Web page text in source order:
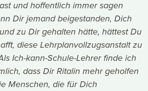
und hoffentlich immer sagen
Dir jemand beigestanden, Dich
zu Dir gehalten hätte, hättest Du
diese Lehrplanvollzugsanstalt zu
Ich-kann-Schule-Lehrer finde ich
dass Dir Ritalin mehr geholfen
Menschen, die für Dich